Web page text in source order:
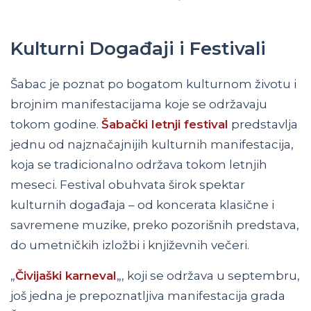
Kulturni Događaji i Festivali
Šabac je poznat po bogatom kulturnom životu i
brojnim manifestacijama koje se održavaju
tokom godine. Šabački letnji festival predstavlja
jednu od najznačajnijih kulturnih manifestacija,
koja se tradicionalno održava tokom letnjih
meseci. Festival obuhvata širok spektar
kulturnih događaja – od koncerata klasične i
savremene muzike, preko pozorišnih predstava,
do umetničkih izložbi i književnih večeri.
„Čivijaški karneval„, koji se održava u septembru,
još jedna je prepoznatljiva manifestacija grada